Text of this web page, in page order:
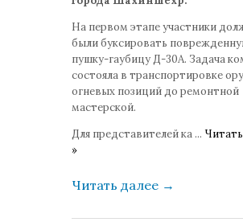
На первом этапе участники
были буксировать
пушку-гаубицу Д-30А. Задача
состояла в транспортировке
огневых позиций до ремонтной
мастерской.
Для представителей ка ...
»
Читать далее →